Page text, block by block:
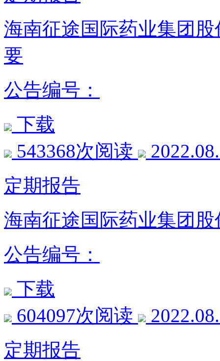
海南征途国际药业集团
要
公告编号：
下载
543368次阅读
定期报告
海南征途国际药业集团
公告编号：
下载
604097次阅读
定期报告